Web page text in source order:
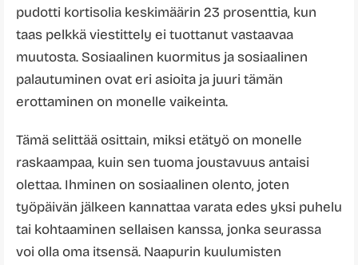
pudotti kortisolia keskimäärin 23 prosenttia, kun
taas pelkkä viestittely ei tuottanut vastaavaa
muutosta. Sosiaalinen kuormitus ja sosiaalinen
palautuminen ovat eri asioita ja juuri tämän
erottaminen on monelle vaikeinta.
Tämä selittää osittain, miksi etätyö on monelle
raskaampaa, kuin sen tuoma joustavuus antaisi
olettaa. Ihminen on sosiaalinen olento, joten
työpäivän jälkeen kannattaa varata edes yksi puhelu
tai kohtaaminen sellaisen kanssa, jonka seurassa
voi olla oma itsensä. Naapurin kuulumisten